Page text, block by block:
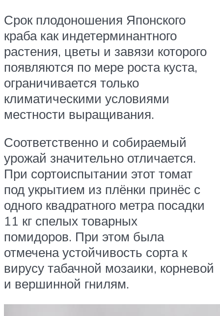
Срок плодоношения Японского
краба как индетерминантного
растения, цветы и завязи которого
появляются по мере роста куста,
ограничивается только
климатическими условиями
местности выращивания.
Соответственно и собираемый
урожай значительно отличается.
При сортоиспытании этот томат
под укрытием из плёнки принёс с
одного квадратного метра посадки
11 кг спелых товарных
помидоров. При этом была
отмечена устойчивость сорта к
вирусу табачной мозаики, корневой
и вершинной гнилям.